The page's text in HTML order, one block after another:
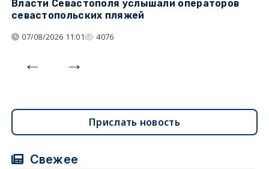
Власти Севастополя услышали операторов
севастопольских пляжей
07/08/2026 11:01 4076
Прислать новость
Свежее